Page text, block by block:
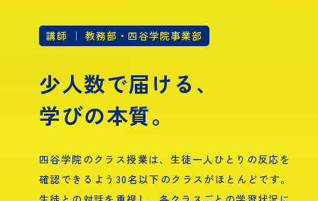
講師 ｜ 教務部・四谷学院事業部
少人数で届ける、
学びの本質。
四谷学院のクラス授業は、生徒一人ひとりの反応を
確認できるよう30名以下のクラスがほとんどです。